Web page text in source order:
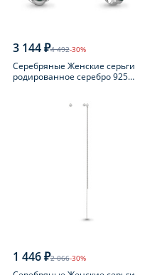
3 144 ₽4 492-30%
Серебряные Женские серьги
родированное серебро 925
1 446 ₽2 066-30%